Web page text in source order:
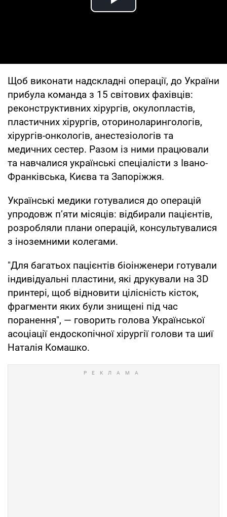
Play Video
Щоб виконати надскладні операції, до України
прибула команда з 15 світових фахівців:
реконструктивних хірургів, окулопластів,
пластичних хірургів, оториноларингологів,
хірургів-онкологів, анестезіологів та
медичних сестер. Разом із ними працювали
та навчалися українські спеціалісти з Івано-
Франківська, Києва та Запоріжжя.
Українські медики готувалися до операцій
упродовж п’яти місяців: відбирали пацієнтів,
розробляли плани операцій, консультувалися
з іноземними колегами.
"Для багатьох пацієнтів біоінженери готували
індивідуальні пластини, які друкували на 3D
принтері, щоб відновити цілісність кісток,
фрагменти яких були знищені під час
поранення", — говорить голова Української
асоціації ендоскопічної хірургії голови та шиї
Наталія Комашко.